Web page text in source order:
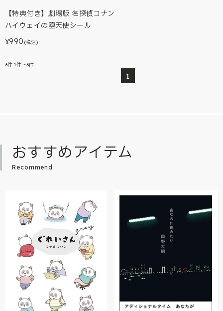
【特典付き】劇場版 名探偵コナン
ハイウェイの堕天使シール
¥990 (税込)
3件 1件～3件
1
おすすめアイテム
Recommend